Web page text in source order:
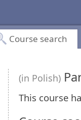
Course search
(in Polish)
This course